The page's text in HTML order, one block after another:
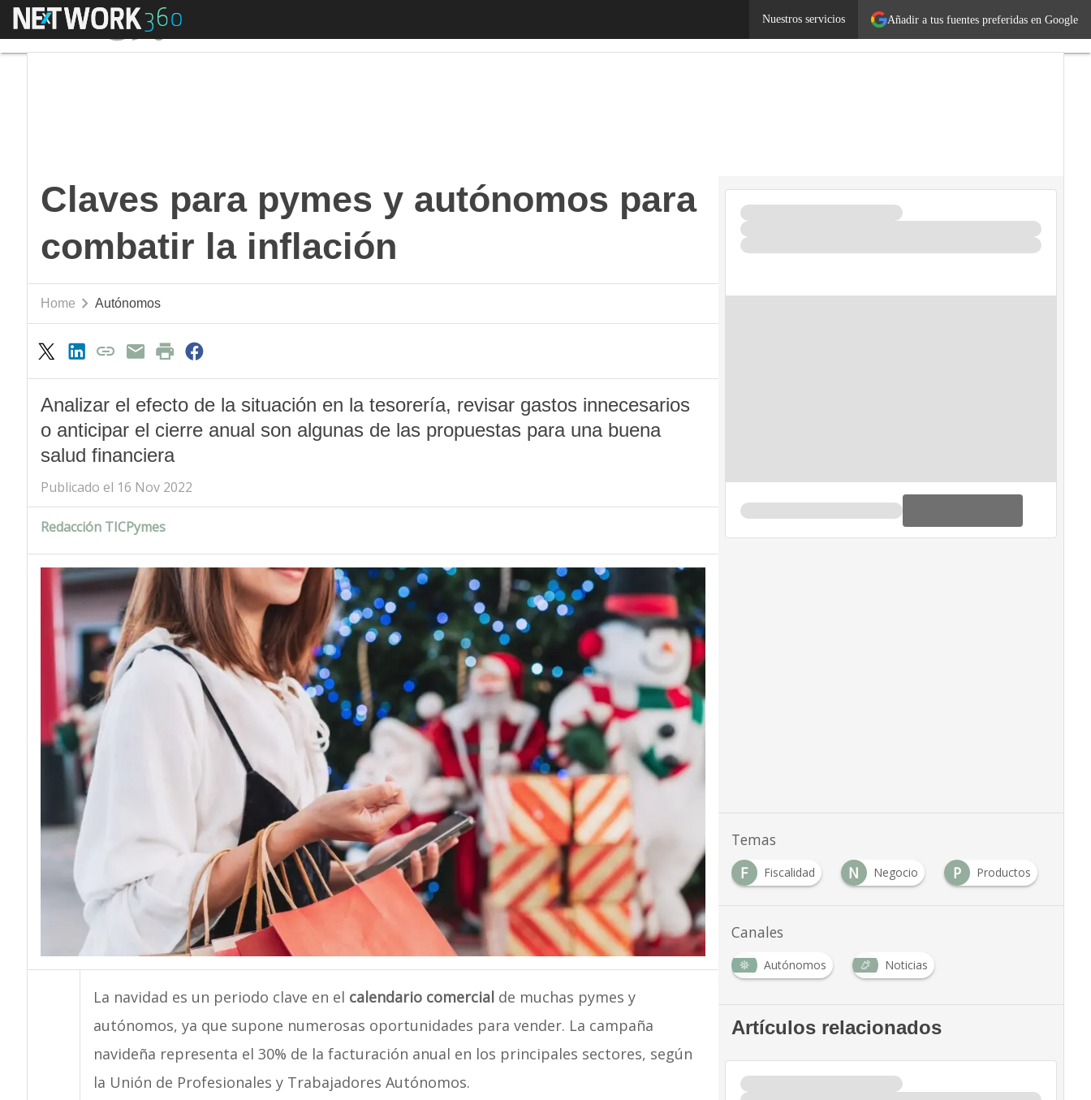
Añadir a tus fuentes preferidas en Google
Nuestros servicios
Menú LegislaciónTecnología
Claves para pymes y autónomos para
combatir la inflación
Home Autónomos
Analizar el efecto de la situación en la tesorería, revisar gastos innecesarios
o anticipar el cierre anual son algunas de las propuestas para una buena
salud financiera
Publicado el 16 Nov 2022
Redacción TICPymes
La navidad es un periodo clave en el calendario comercial de muchas pymes y
autónomos, ya que supone numerosas oportunidades para vender. La campaña
navideña representa el 30% de la facturación anual en los principales sectores, según
la Unión de Profesionales y Trabajadores Autónomos.
Temas
C
Consumo F Fiscalidad N Negocio P Productos
Canales
Autónomos Noticias
Artículos relacionados